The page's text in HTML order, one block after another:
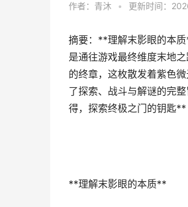
作者： 青沐 • 更新时间：
摘要：**理解末影眼的本
是通往游戏最终维度末地
的终章，这枚散发着紫色
了探索、战斗与解谜的完
得，探索终极之门的钥匙**
**理解末影眼的本质**